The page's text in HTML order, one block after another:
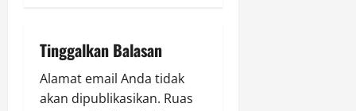
g
a
Tinggalkan Balasan
Alamat email Anda tidak
akan dipublikasikan. Ruas